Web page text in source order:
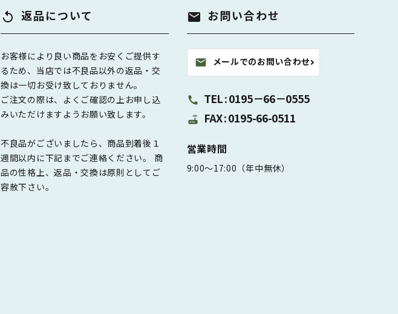
replay 返品について
お客様により良い商品をお安くご提供す
るため、当店では不良品以外の返品・交
換は一切お受け致しておりません。
ご注文の際は、よくご確認の上お申し込
みいただけますようお願い致します。
不良品がございましたら、商品到着後１
週間以内に下記までご連絡ください。 商
品の性格上、返品・交換は原則としてご
容赦下さい。
mail お問い合わせ
mail メールでのお問い合わせ
call TEL : 0195－66－0555
router FAX : 0195-66-0511
営業時間
9:00～17:00（年中無休）